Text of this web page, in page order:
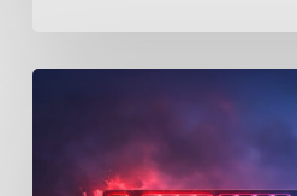
Source